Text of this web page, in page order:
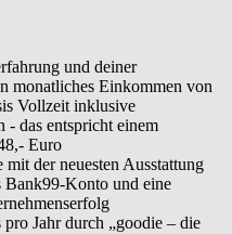
und deiner
monatliches Einkommen von
Vollzeit inklusive
- das entspricht einem
Euro
der neuesten Ausstattung
Bank99-Konto und eine
Jahr durch „goodie – die